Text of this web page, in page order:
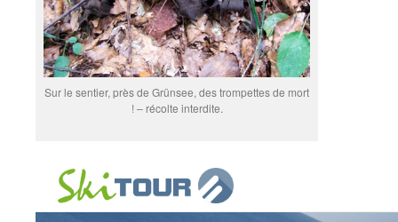
Sur le sentier, près de Grünsee, des trompettes de mort
! – récolte interdite.